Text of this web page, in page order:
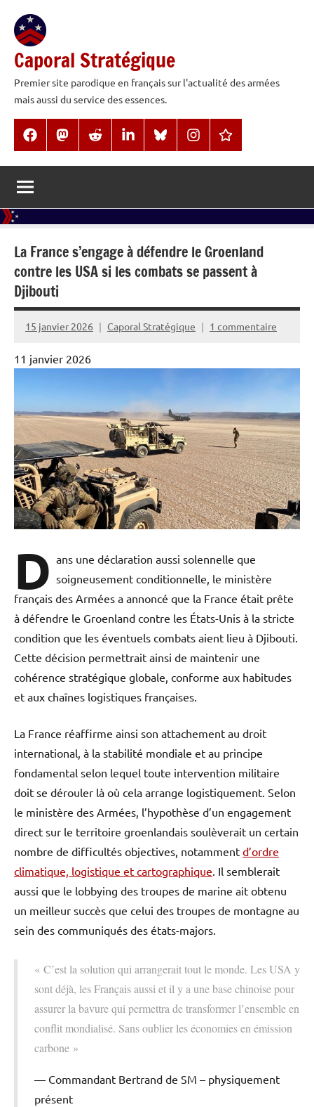
contenu
Caporal Stratégique
Premier site parodique en français sur l'actualité des armées
mais aussi du service des essences.
FacebookMastodonReddit LinkedInBlueSkyInstagramThreads
La France s’engage à défendre le Groenland
contre les USA si les combats se passent à
Djibouti
15 janvier 2026 Caporal Stratégique 1 commentaire
11 janvier 2026
D ans une déclaration aussi solennelle que
soigneusement conditionnelle, le ministère
français des Armées a annoncé que la France était prête
à défendre le Groenland contre les États-Unis à la stricte
condition que les éventuels combats aient lieu à Djibouti.
Cette décision permettrait ainsi de maintenir une
cohérence stratégique globale, conforme aux habitudes
et aux chaînes logistiques françaises.
La France réaffirme ainsi son attachement au droit
international, à la stabilité mondiale et au principe
fondamental selon lequel toute intervention militaire
doit se dérouler là où cela arrange logistiquement. Selon
le ministère des Armées, l’hypothèse d’un engagement
direct sur le territoire groenlandais soulèverait un certain
nombre de difficultés objectives, notamment d’ordre
climatique, logistique et cartographique. Il semblerait
aussi que le lobbying des troupes de marine ait obtenu
un meilleur succès que celui des troupes de montagne au
sein des communiqués des états-majors.
« C’est la solution qui arrangerait tout le monde. Les USA y
sont déjà, les Français aussi et il y a une base chinoise pour
assurer la bavure qui permettra de transformer l’ensemble en
conflit mondialisé. Sans oublier les économies en émission
carbone »
Commandant Bertrand de SM – physiquement
présent